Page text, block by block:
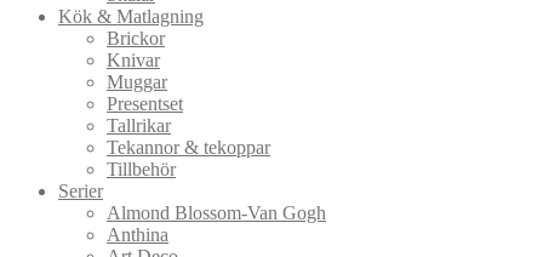
Kök & Matlagning
Brickor
Knivar
Muggar
Presentset
Tallrikar
Tekannor & tekoppar
Tillbehör
Serier
Almond Blossom-Van Gogh
Anthina